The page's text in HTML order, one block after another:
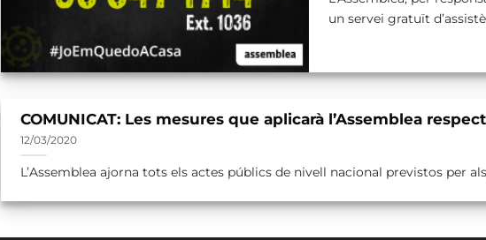
un servei gratuït
COMUNICAT: Les mesures que aplicarà l’Assemblea
12/03/2020
L’Assemblea ajorna tots els actes públics de nivell nacional previstos per als